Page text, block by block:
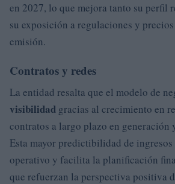
en 2027, lo que mejora tanto su perfil
su exposición a regulaciones y
emisión.
Contratos y redes
La entidad resalta que el modelo de
visibilidad gracias al crecimiento en
contratos a largo plazo en
Esta mayor predictibilidad de
operativo y facilita la planificación
que refuerzan la perspectiva positiva